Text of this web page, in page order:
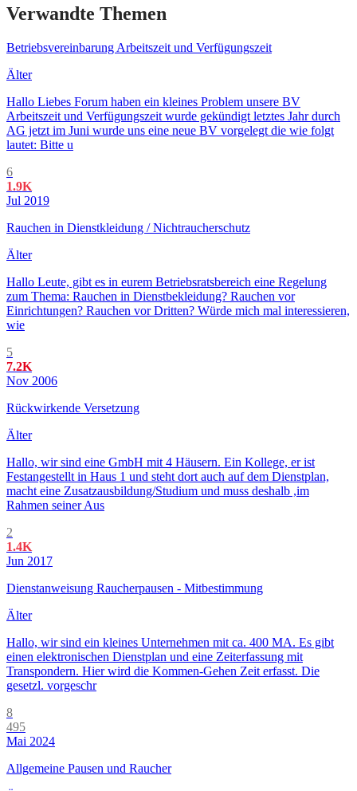
Verwandte Themen
Betriebsvereinbarung Arbeitszeit und Verfügungszeit
Älter
Hallo Liebes Forum haben ein kleines Problem unsere BV
Arbeitszeit und Verfügungszeit wurde gekündigt letztes Jahr durch
AG jetzt im Juni wurde uns eine neue BV vorgelegt die wie folgt
lautet: Bitte u
6
1.9K
Jul 2019
Rauchen in Dienstkleidung / Nichtraucherschutz
Älter
Hallo Leute, gibt es in eurem Betriebsratsbereich eine Regelung
zum Thema: Rauchen in Dienstbekleidung? Rauchen vor
Einrichtungen? Rauchen vor Dritten? Würde mich mal interessieren,
wie
5
7.2K
Nov 2006
Rückwirkende Versetzung
Älter
Hallo, wir sind eine GmbH mit 4 Häusern. Ein Kollege, er ist
Festangestellt in Haus 1 und steht dort auch auf dem Dienstplan,
macht eine Zusatzausbildung/Studium und muss deshalb ,im
Rahmen seiner Aus
2
1.4K
Jun 2017
Dienstanweisung Raucherpausen - Mitbestimmung
Älter
Hallo, wir sind ein kleines Unternehmen mit ca. 400 MA. Es gibt
einen elektronischen Dienstplan und eine Zeiterfassung mit
Transpondern. Hier wird die Kommen-Gehen Zeit erfasst. Die
gesetzl. vorgeschr
8
495
Mai 2024
Allgemeine Pausen und Raucher